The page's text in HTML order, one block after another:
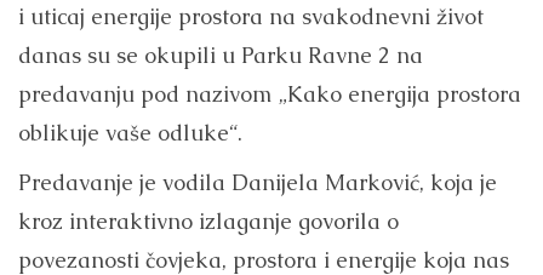
i uticaj energije prostora na svakodnevni život
danas su se okupili u Parku Ravne 2 na
predavanju pod nazivom „Kako energija prostora
oblikuje vaše odluke“.
Predavanje je vodila Danijela Marković, koja je
kroz interaktivno izlaganje govorila o
povezanosti čovjeka, prostora i energije koja nas